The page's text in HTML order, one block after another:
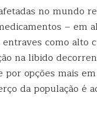
no mundo
– em
como alto
na libido
opções mais
da população é